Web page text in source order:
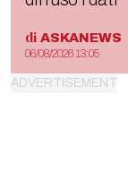
di ASKANEWS
06/08/2026 13:05